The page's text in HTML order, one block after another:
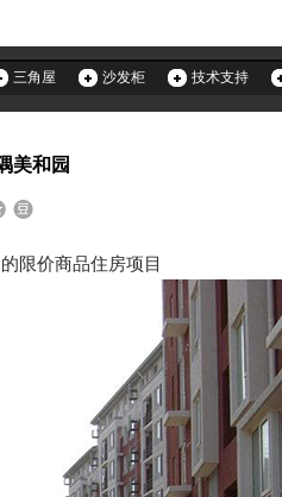
三角屋 沙发柜 技术支持
美和园
限价商品住房项目